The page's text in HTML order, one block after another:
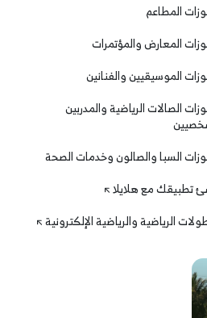
المطاعم
المعارض والمؤتمرات
الموسيقيين والفنانين
الصالات الرياضية والمدربين
السبا والصالون وخدمات الصحة
تطبيقك مع هلايلا
الرياضية والرياضية الإلكترونية